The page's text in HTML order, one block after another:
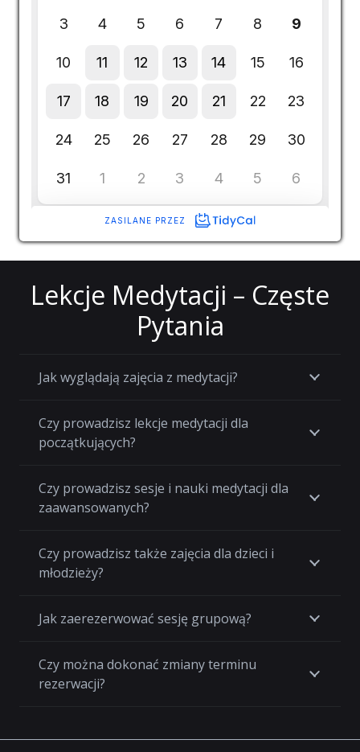
Lekcje Medytacji – Częste
Pytania
Jak wyglądają zajęcia z medytacji?
Czy prowadzisz lekcje medytacji dla
początkujących?
Czy prowadzisz sesje i nauki medytacji dla
zaawansowanych?
Czy prowadzisz także zajęcia dla dzieci i
młodzieży?
Jak zaerezerwować sesję grupową?
Czy można dokonać zmiany terminu
rezerwacji?